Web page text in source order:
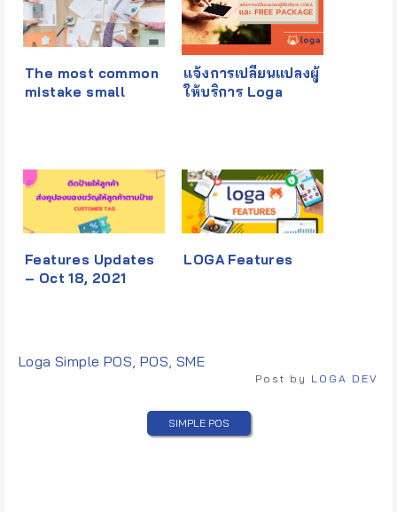
The most common
mistake small
แจ้งการเปลี่ยนแปลงผู้
ให้บริการ Loga
Features Updates
– Oct 18, 2021
LOGA Features
Tags:
Loga Simple POS, POS, SME
Post by LOGA DEV
SIMPLE POS